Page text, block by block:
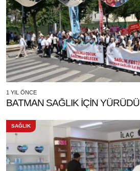
1 YIL ÖNCE
BATMAN SAĞLIK İÇİN YÜRÜDÜ
SAĞLIK